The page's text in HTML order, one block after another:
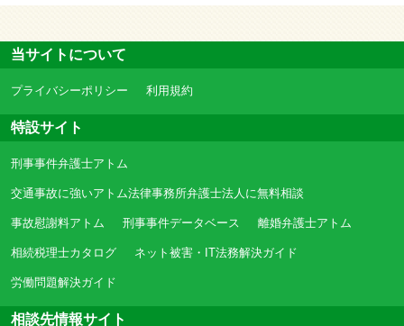
当サイトについて
プライバシーポリシー 利用規約
特設サイト
刑事事件弁護士アトム
交通事故に強いアトム法律事務所弁護士法人に無料相談
事故慰謝料アトム 刑事事件データベース 離婚弁護士アトム
相続税理士カタログ ネット被害・IT法務解決ガイド
労働問題解決ガイド
相談先情報サイト